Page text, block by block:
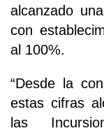
alcanzado
con
al 100%.
“Desde la
estas cifras
las